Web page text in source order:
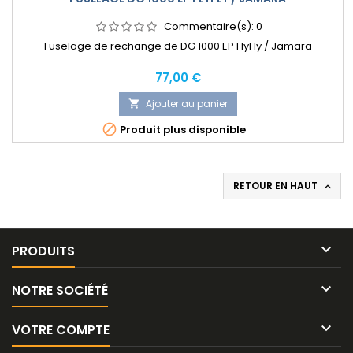
Commentaire(s): 0
Fuselage de rechange de DG 1000 EP FlyFly / Jamara
Prix
77,00 €
 Ajouter au panier
 Produit plus disponible
RETOUR EN HAUT 
PRODUITS 
NOTRE SOCIÉTÉ 
VOTRE COMPTE 